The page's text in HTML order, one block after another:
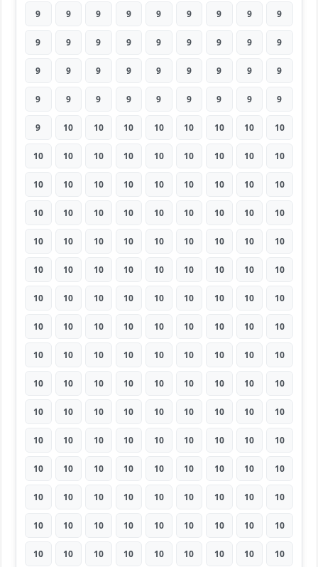
9 9 9 9 9 9 9 9 9
9 9 9 9 9 9 9 9 9
9 9 9 9 9 9 9 9 9
9 9 9 9 9 9 9 9 9
9 10 10 10 10 10 10 10 10
10 10 10 10 10 10 10 10 10
10 10 10 10 10 10 10 10 10
10 10 10 10 10 10 10 10 10
10 10 10 10 10 10 10 10 10
10 10 10 10 10 10 10 10 10
10 10 10 10 10 10 10 10 10
10 10 10 10 10 10 10 10 10
10 10 10 10 10 10 10 10 10
10 10 10 10 10 10 10 10 10
10 10 10 10 10 10 10 10 10
10 10 10 10 10 10 10 10 10
10 10 10 10 10 10 10 10 10
10 10 10 10 10 10 10 10 10
10 10 10 10 10 10 10 10 10
10 10 10 10 10 10 10 10 10